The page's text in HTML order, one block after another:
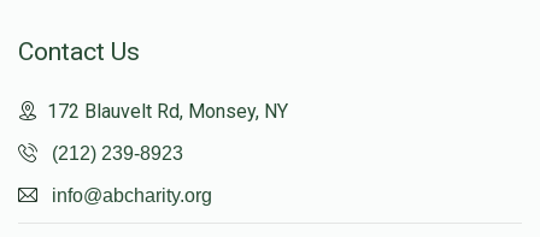
Contact Us
172 Blauvelt Rd, Monsey, NY
(212) 239-8923
info@abcharity.org